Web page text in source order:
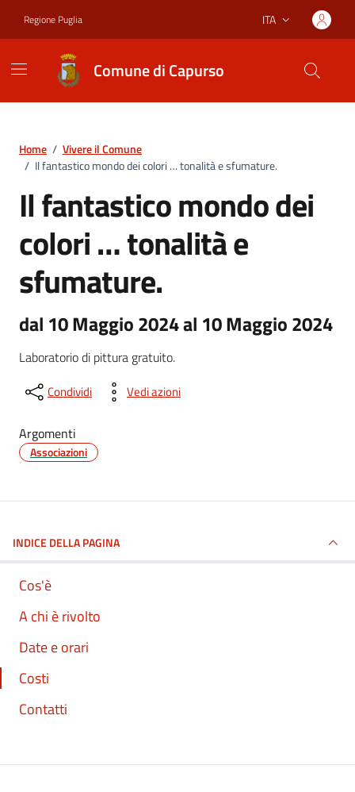
Regione Puglia Lingua attiva:
ITA
Comune di Capurso
Home / Vivere il Comune
/ Il fantastico mondo dei colori … tonalità e sfumature.
Il fantastico mondo dei
colori … tonalità e
sfumature.
dal 10 Maggio 2024 al 10 Maggio 2024
Laboratorio di pittura gratuito.
Condividi Vedi azioni
Argomenti
Associazioni
INDICE DELLA PAGINA
Cos'è
A chi è rivolto
Date e orari
Costi
Contatti